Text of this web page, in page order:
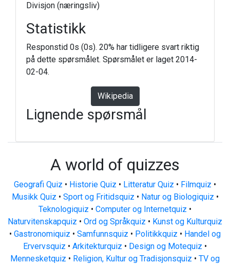
Divisjon (næringsliv)
Statistikk
Responstid 0s (0s). 20% har tidligere svart riktig
på dette spørsmålet. Spørsmålet er laget 2014-
02-04.
Wikipedia
Lignende spørsmål
A world of quizzes
Geografi Quiz • Historie Quiz • Litteratur Quiz • Filmquiz •
Musikk Quiz • Sport og Fritidsquiz • Natur og Biologiquiz •
Teknologiquiz • Computer og Internetquiz •
Naturvitenskapquiz • Ord og Språkquiz • Kunst og Kulturquiz
• Gastronomiquiz • Samfunnsquiz • Politikkquiz • Handel og
Ervervsquiz • Arkitekturquiz • Design og Motequiz •
Mennesketquiz • Religion, Kultur og Tradisjonsquiz • TV og